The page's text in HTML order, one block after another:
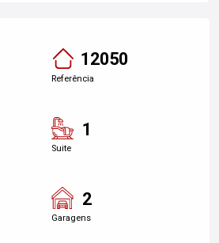
12050
Referência
1
Suite
2
Garagens